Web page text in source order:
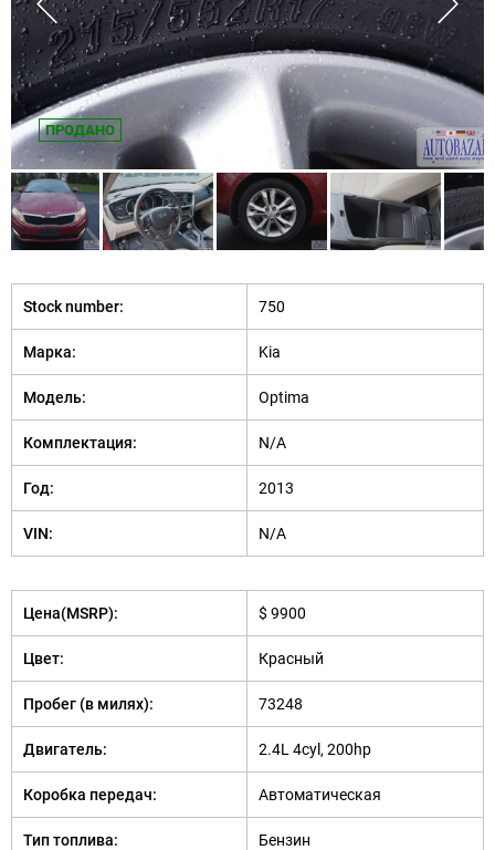
ПРОДАНО
Stock number: 750
Марка: Kia
Модель: Optima
Комплектация: N/A
Год: 2013
VIN: N/A
Цена(MSRP): $ 9900
Цвет: Красный
Пробег (в милях): 73248
Двигатель: 2.4L 4cyl, 200hp
Коробка передач: Автоматическая
Тип топлива: Бензин